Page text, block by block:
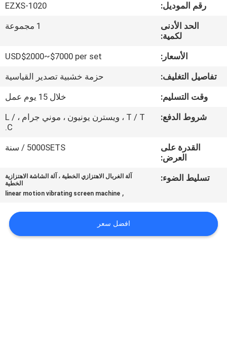
معلومات
جولة
في
المعمل
الجودة
اتصل
اطلب
رقم الموديل:
EZXS-1020
الحد الأدنى
لكمية:
1 مجموعة
الأسعار:
USD$2000~$7000 per set
تفاصيل التغليف:
حزمة خشبية تصدير القياسية
وقت التسليم:
خلال 15 يوم عمل
شروط الدفع:
T / T ، ويسترن يونيون ، موني جرام ، L /
C.
القدرة على
العرض:
5000SETS / سنة
تسليط الضوء:
آلة الغربال الاهتزازي الخطية ، آلة الشاشة الاهتزازية
الخطية
,
linear motion vibrating screen machine
افضل سعر